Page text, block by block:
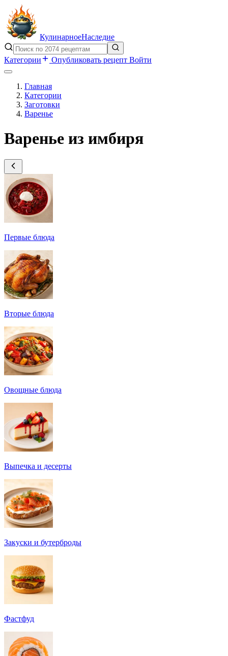
КулинарноеНаследие
Категории Опубликовать рецепт Войти
Главная
Категории
Заготовки
Варенье
Варенье из имбиря
Первые блюда
Вторые блюда
Овощные блюда
Выпечка и десерты
Закуски и бутерброды
Фастфуд